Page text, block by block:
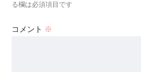
る欄は必須項目です
コメント ※